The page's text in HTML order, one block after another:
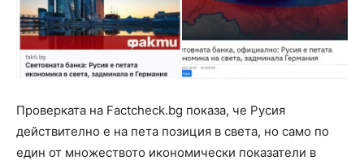
Проверката на Factcheck.bg показа, че Русия
действително е на пета позиция в света, но само по
един от множеството икономически показатели в